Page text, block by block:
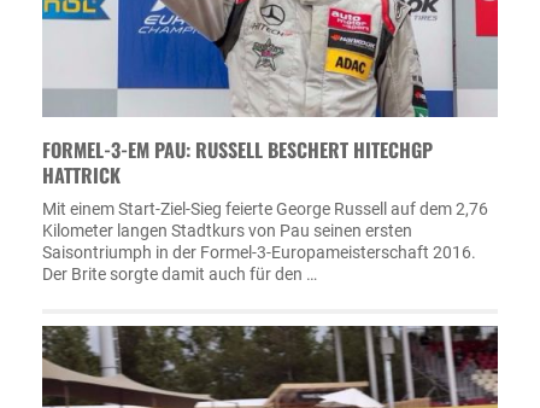
FORMEL-3-EM PAU: RUSSELL BESCHERT HITECHGP
HATTRICK
Mit einem Start-Ziel-Sieg feierte George Russell auf dem 2,76
Kilometer langen Stadtkurs von Pau seinen ersten
Saisontriumph in der Formel-3-Europameisterschaft 2016.
Der Brite sorgte damit auch für den …